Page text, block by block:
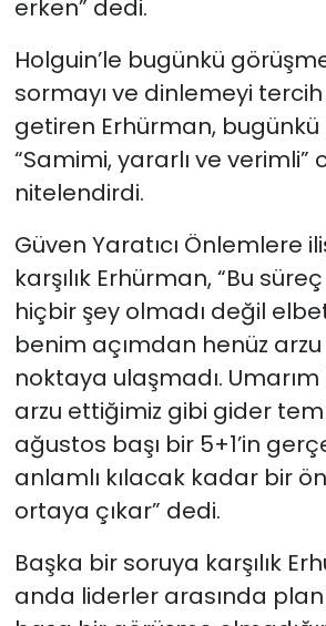
erken” dedi.
Holguin’le bugünkü
sormayı ve dinlemeyi
getiren Erhürman,
“Samimi, yararlı ve verimli”
nitelendirdi.
Güven Yaratıcı Önlemlere
karşılık Erhürman, “Bu
hiçbir şey olmadı değil
benim açımdan henüz
noktaya ulaşmadı.
arzu ettiğimiz gibi gider
ağustos başı bir 5+1’in
anlamlı kılacak kadar bir ön
ortaya çıkar” dedi.
Başka bir soruya karşılık
anda liderler arasında